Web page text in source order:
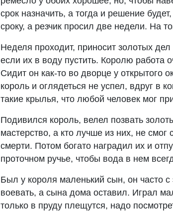
срок назначить, а тогда и решение
сроку, а резчик просил две недели. На
Неделя проходит, приносит золотых
если их в воду пустить. Королю работа
Сидит он как-то во дворце у открытого
король и оглядеться не успел, вдруг в
такие крылья, что любой человек мог
Подивился король, велел позвать
мастерство, а кто лучше из них, не
смерти. Потом богато наградил их и
проточном ручье, чтобы вода в нем
Был у короля маленький сын, он часто
воевать, а сына дома оставил. Играл
только в пруду плещутся, надо